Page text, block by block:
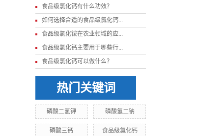
食品级氯化钙有什么功效？
如何选择合适的食品级氯化钙...
食品级氯化铵在农业领域的应...
食品级氯化钙主要用于哪些行...
食品级氯化钙可以做什么？
热门关键词
磷酸二氢钾 磷酸氢二钠
磷酸三钙 食品级氯化钙